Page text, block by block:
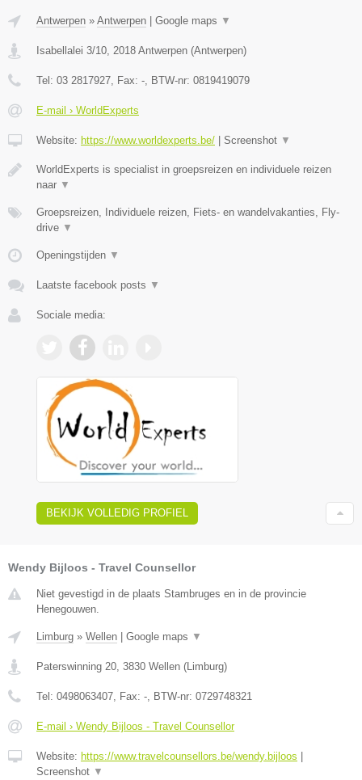
Antwerpen » Antwerpen Google maps ▼
Isabellalei 3/10 2018 Antwerpen (Antwerpen)
Tel: 03 2817927 , Fax: - , BTW-nr: 0819419079
E-mail › WorldExperts
Website: https://www.worldexperts.be/ Screenshot ▼
WorldExperts is specialist in groepsreizen en individuele reizen
naar ▼
Groepsreizen, Individuele reizen, Fiets- en wandelvakanties, Fly-
drive ▼
Openingstijden ▼
Laatste facebook posts ▼
Sociale media:
BEKIJK VOLLEDIG PROFIEL
Wendy Bijloos - Travel Counsellor
Niet gevestigd in de plaats Stambruges en in de provincie
Henegouwen.
Limburg » Wellen Google maps ▼
Paterswinning 20 3830 Wellen ( Limburg)
Tel: 0498063407 , Fax: - , BTW-nr: 0729748321
E-mail › Wendy Bijloos - Travel Counsellor
Website: https://www.travelcounsellors.be/wendy.bijloos
Screenshot ▼